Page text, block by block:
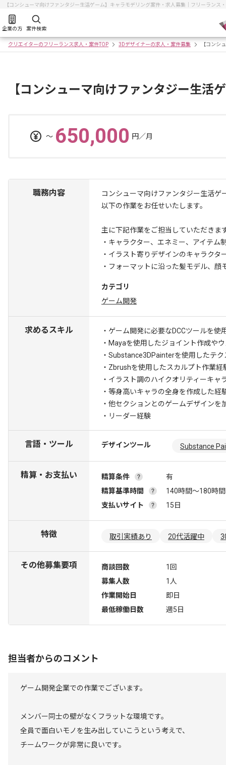
【コンシューマ向けファンタジー生活ゲーム】キャラモデリング案件・求人募集｜フリーランス
企業の方 案件検索
クリエイターのフリーランス求人・案件TOP 3Dデザイナーの求人・案件募集 【コンシ
【コンシューマ向けファンタジー生活
〜 650,000 円／月
職務内容
コンシューマ向けファンタジー生活ゲ
以下の作業をお任せいたします。
主に下記作業をご担当していただきま
・キャラクター、エネミー、アイテム
・イラスト寄りデザインのキャラク
・フォーマットに沿った髪モデル、顔
カテゴリ
ゲーム開発
求めるスキル
・ゲーム開発に必要なDCCツールを使
・Mayaを使用したジョイント作成や
・Substance3DPainterを使用したテ
・Zbrushを使用したスカルプト作業経
・イラスト調のハイクオリティーキャ
・等身高いキャラの全身を作成した経
・他セクションとのゲームデザインを
・リーダー経験
言語・ツール デザインツール Substance
精算・お支払い 精算条件
有
精算基準時間
140時間〜180時間
支払いサイト
15日
特徴 取引実績あり 20代活躍中
その他募集要項 商談回数
1回
募集人数
1人
作業開始日
即日
最低稼働日数
週5日
担当者からのコメント
ゲーム開発企業での作業でございます。
メンバー同士の壁がなくフラットな環境です。
全員で面白いモノを生み出していこうという考えで、
チームワークが非常に良いです。